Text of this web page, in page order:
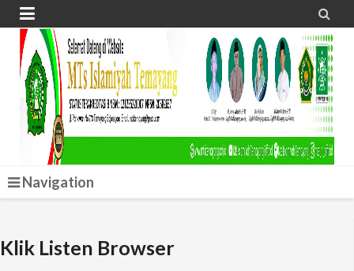
 
Navigation
Klik Listen Browser